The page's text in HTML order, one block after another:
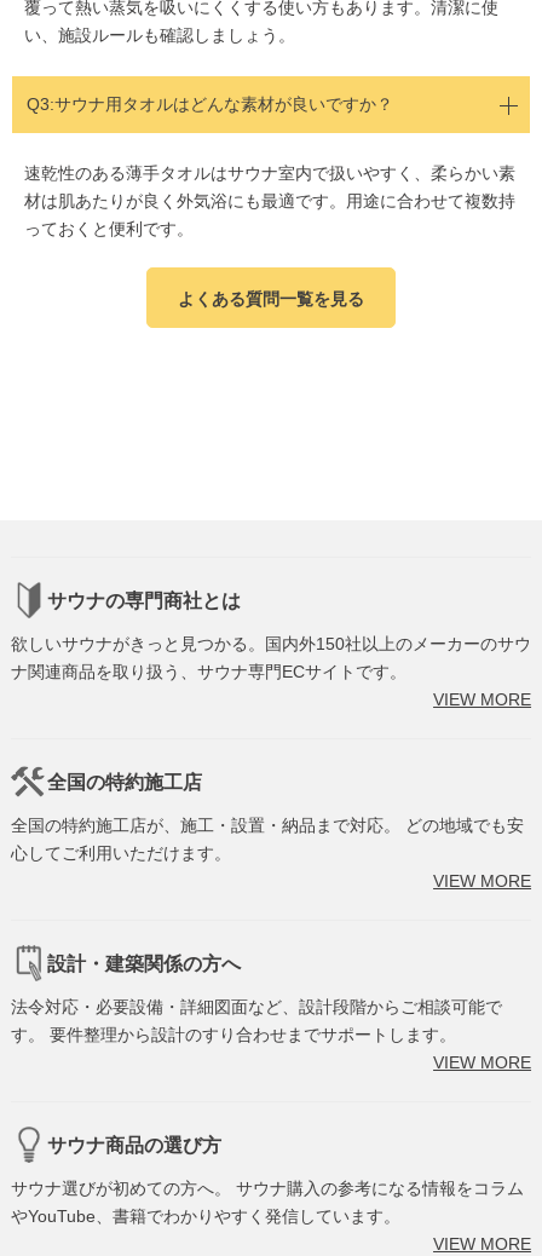
覆って熱い蒸気を吸いにくくする使い方もあります。清潔に使
い、施設ルールも確認しましょう。
Q3:サウナ用タオルはどんな素材が良いですか？
速乾性のある薄手タオルはサウナ室内で扱いやすく、柔らかい素
材は肌あたりが良く外気浴にも最適です。用途に合わせて複数持
っておくと便利です。
よくある質問一覧を見る
サウナの専門商社とは
欲しいサウナがきっと見つかる。国内外150社以上のメーカーのサウ
ナ関連商品を取り扱う、サウナ専門ECサイトです。
VIEW MORE
全国の特約施工店
全国の特約施工店が、施工・設置・納品まで対応。 どの地域でも安
心してご利用いただけます。
VIEW MORE
設計・建築関係の方へ
法令対応・必要設備・詳細図面など、設計段階からご相談可能で
す。 要件整理から設計のすり合わせまでサポートします。
VIEW MORE
サウナ商品の選び方
サウナ選びが初めての方へ。 サウナ購入の参考になる情報をコラム
やYouTube、書籍でわかりやすく発信しています。
VIEW MORE